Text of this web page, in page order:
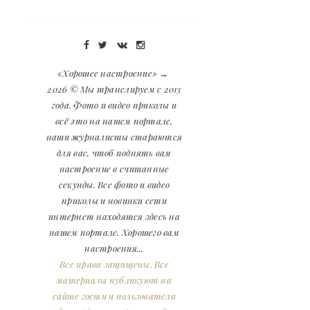
«Хорошее настроение» →
2026 © Мы транслируем с 2013
года. Фото и видео приколы и
всё это на нашем портале,
наши журналисты стараются
для вас, чтоб поднять вам
настроение в считанные
секунды. Все фото и видео
приколы и новинки сети
интернет находятся здесь на
нашем портале. Хорошего вам
настроения...
Все права защищены. Все
материалы публикуют на
сайте гости и пользователи